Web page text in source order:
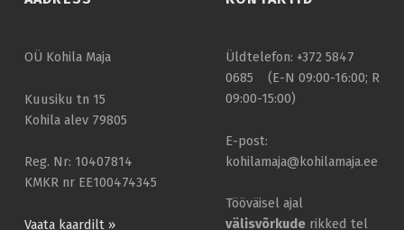
OÜ Kohila Maja
Kuusiku tn 15
Kohila alev 79805
Reg. Nr: 10407814
KMKR nr EE100474345
Vaata kaardilt »
Üldtelefon: +372 5847
0685 (E-N 09:00-16:00; R
09:00-15:00)
E-post:
kohilamaja@kohilamaja.ee
Tööväisel ajal
välisvõrkuderikked tel